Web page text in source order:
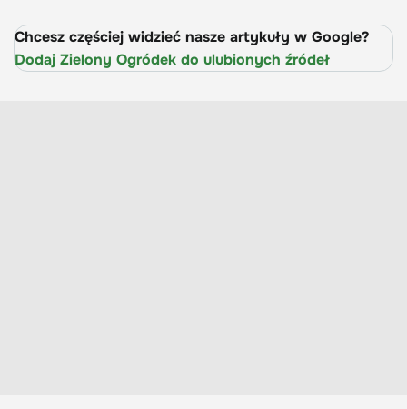
Chcesz częściej widzieć nasze artykuły w Google?
Dodaj Zielony Ogródek do ulubionych źródeł